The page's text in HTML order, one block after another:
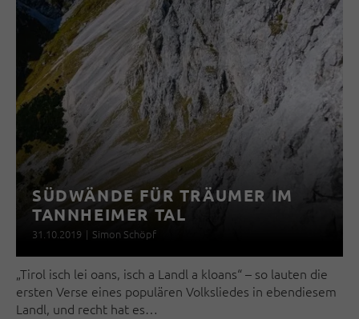
SÜDWÄNDE FÜR TRÄUMER IM
TANNHEIMER TAL
31.10.2019 | Simon Schöpf
„Tirol isch lei oans, isch a Landl a kloans“ – so lauten die
ersten Verse eines populären Volksliedes in ebendiesem
Landl, und recht hat es…